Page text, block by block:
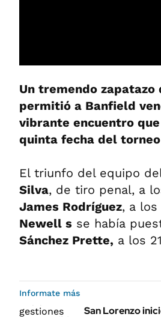
Un tremendo
permitió a Banfield
vibrante encuentro
quinta fecha del
El triunfo del equipo
Silva, de tiro penal, a
James Rodríguez, a
Newell s se había
Sánchez Prette, a los
Informate más
San Lorenzo